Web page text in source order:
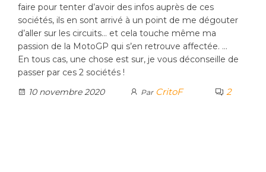
faire pour tenter d’avoir des infos auprès de ces
sociétés, ils en sont arrivé à un point de me dégouter
d’aller sur les circuits… et cela touche même ma
passion de la MotoGP qui s’en retrouve affectée. …
En tous cas, une chose est sur, je vous déconseille de
passer par ces 2 sociétés !
10 novembre 2020
Par CritoF 2